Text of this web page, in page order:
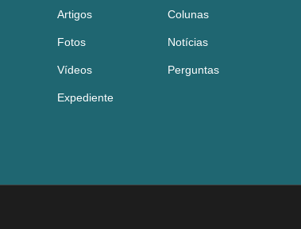
Artigos Colunas
Fotos Notícias
Vídeos Perguntas
Expediente